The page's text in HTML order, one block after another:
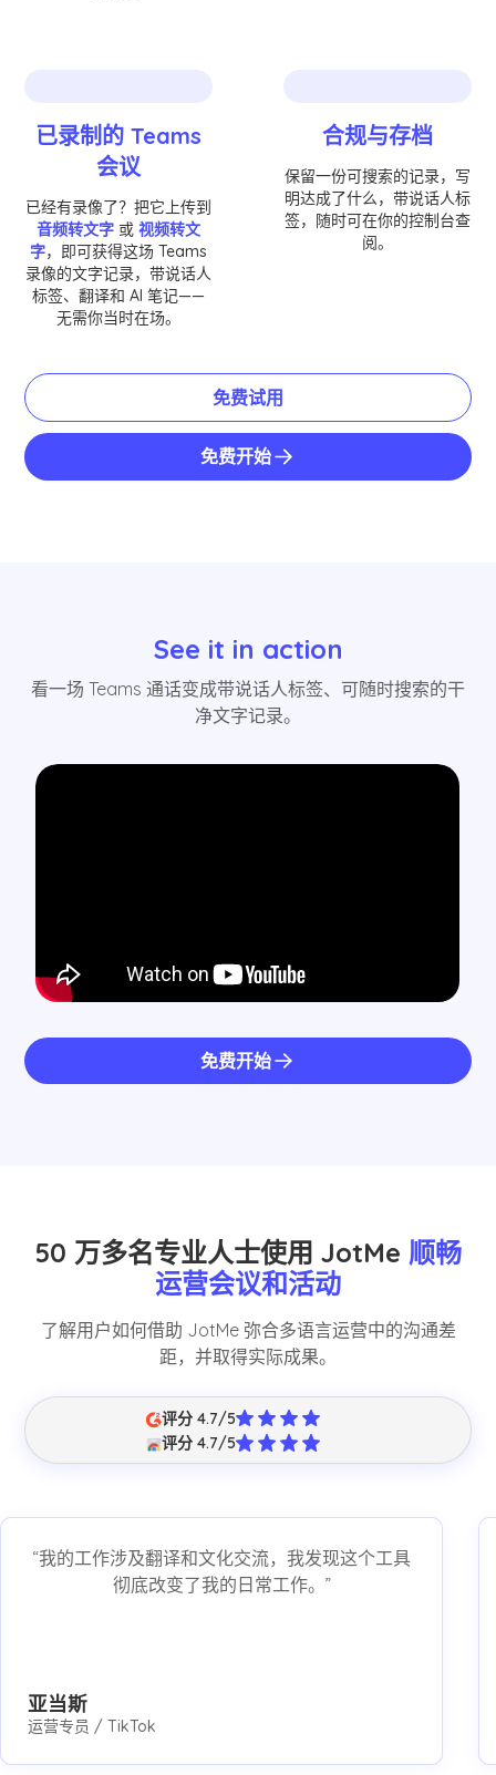
已录制的 Teams
会议
已经有录像了？把它上传到
音频转文字 或视频转文
字，即可获得这场 Teams
录像的文字记录，带说话人
标签、翻译和 AI 笔记——
无需你当时在场。
合规与存档
保留一份可搜索的记录，写
明达成了什么，带说话人标
签，随时可在你的控制台查
阅。
免费试用
免费开始
See it in action
看一场 Teams 通话变成带说话人标签、可随时搜索的干
净文字记录。
免费开始
50 万多名专业人士使用 JotMe 顺畅
运营会议和活动
了解用户如何借助 JotMe 弥合多语言运营中的沟通差
距，并取得实际成果。
评分 4.7/5
评分 4.7/5
“我的工作涉及翻译和文化交流，我发现这个工具
彻底改变了我的日常工作。”
亚当斯
运营专员 / TikTok